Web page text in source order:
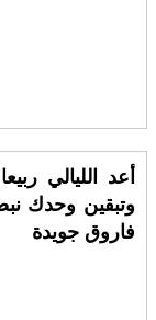
أعد الليالي
وتبقين وحدك
فاروق جويدة